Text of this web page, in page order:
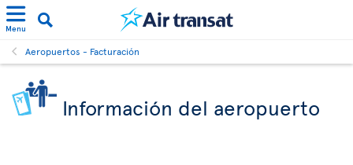
Menu
Aeropuertos - Facturación
Información del aeropuerto